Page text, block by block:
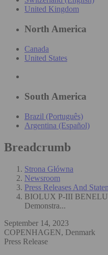
United Kingdom
North America
Canada
United States
South America
Brazil (Português)
Argentina (Español)
Breadcrumb
Strona Główna
Newsroom
Press Releases And
BIOLUX P-III
Demonstra...
September 14, 2023
COPENHAGEN, Denmark
Press Release